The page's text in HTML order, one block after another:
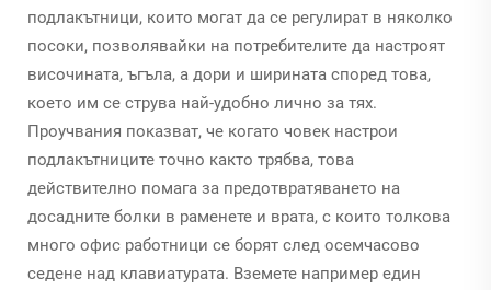
подлакътници, които могат да се регулират в няколко
посоки, позволявайки на потребителите да настроят
височината, ъгъла, а дори и ширината според това,
което им се струва най-удобно лично за тях.
Проучвания показват, че когато човек настрои
подлакътниците точно както трябва, това
действително помага за предотвратяването на
досадните болки в раменете и врата, с които толкова
много офис работници се борят след осемчасово
седене над клавиатурата. Вземете например един